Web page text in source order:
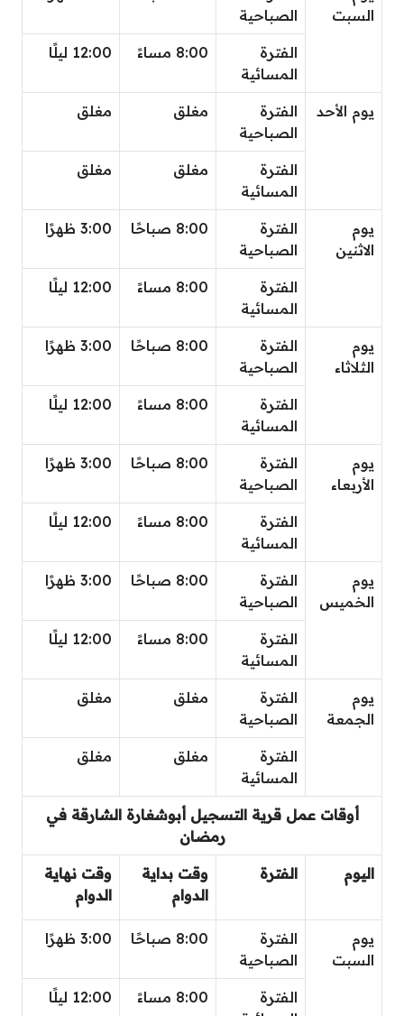
السبت
الصباحية
الفترة
المسائية
8:00 مساءً 12:00 ليلًا
يوم الأحد
الفترة
الصباحية
مغلق مغلق
الفترة
المسائية
مغلق مغلق
يوم
الاثنين
الفترة
الصباحية
8:00 صباحًا 3:00 ظهرًا
الفترة
المسائية
8:00 مساءً 12:00 ليلًا
يوم
الثلاثاء
الفترة
الصباحية
8:00 صباحًا 3:00 ظهرًا
الفترة
المسائية
8:00 مساءً 12:00 ليلًا
يوم
الأربعاء
الفترة
الصباحية
8:00 صباحًا 3:00 ظهرًا
الفترة
المسائية
8:00 مساءً 12:00 ليلًا
يوم
الخميس
الفترة
الصباحية
8:00 صباحًا 3:00 ظهرًا
الفترة
المسائية
8:00 مساءً 12:00 ليلًا
يوم
الجمعة
الفترة
الصباحية
مغلق مغلق
الفترة
المسائية
مغلق مغلق
أوقات عمل قرية التسجيل أبوشغارة الشارقة في
رمضان
اليوم الفترة
وقت بداية
الدوام
وقت نهاية
الدوام
يوم
السبت
الفترة
الصباحية
8:00 صباحًا 3:00 ظهرًا
الفترة
8:00 مساءً 12:00 ليلًا